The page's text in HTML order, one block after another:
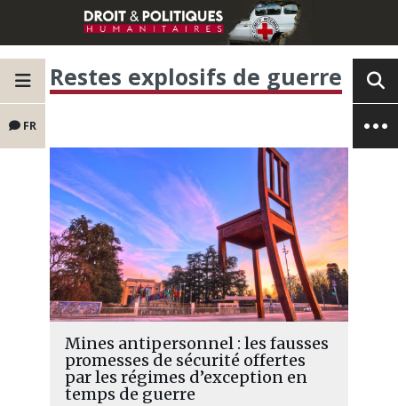
FR
Restes explosifs de guerre
Mines antipersonnel : les fausses
promesses de sécurité offertes
par les régimes d’exception en
temps de guerre